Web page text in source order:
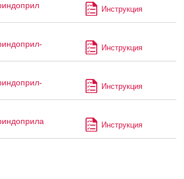
Инструкция
Инструкция
Инструкция
Инструкция